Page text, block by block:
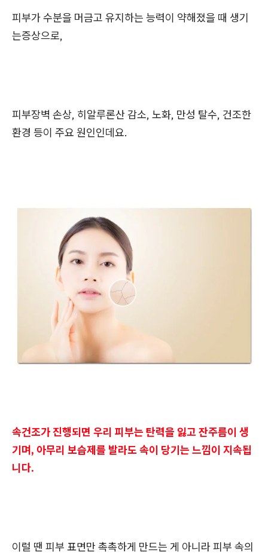
피부가 수분을 머금고 유지하는 능력이 약해졌을 때 생기
는증상으로,
피부장벽 손상, 히알루론산 감소, 노화, 만성 탈수, 건조한
환경 등이 주요 원인인데요.
속건조가 진행되면 우리 피부는 탄력을 잃고 잔주름이 생
기며, 아무리 보습제를 발라도 속이 당기는 느낌이 지속됩
니다.
이럴 땐 피부 표면만 촉촉하게 만드는 게 아니라 피부 속의